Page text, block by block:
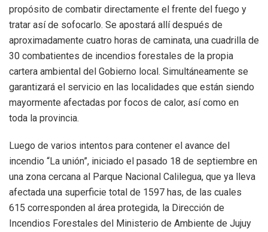
propósito de combatir directamente el frente del fuego y
tratar así de sofocarlo. Se apostará allí después de
aproximadamente cuatro horas de caminata, una cuadrilla de
30 combatientes de incendios forestales de la propia
cartera ambiental del Gobierno local. Simultáneamente se
garantizará el servicio en las localidades que están siendo
mayormente afectadas por focos de calor, así como en
toda la provincia.
Luego de varios intentos para contener el avance del
incendio “La unión”, iniciado el pasado 18 de septiembre en
una zona cercana al Parque Nacional Calilegua, que ya lleva
afectada una superficie total de 1597 has, de las cuales
615 corresponden al área protegida, la Dirección de
Incendios Forestales del Ministerio de Ambiente de Jujuy